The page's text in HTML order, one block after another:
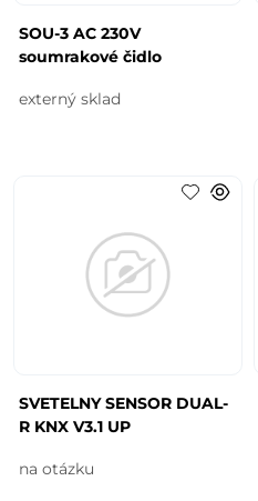
SOU-3 AC 230V
soumrakové čidlo
externý sklad
SVETELNY SENSOR DUAL-
R KNX V3.1 UP
na otázku